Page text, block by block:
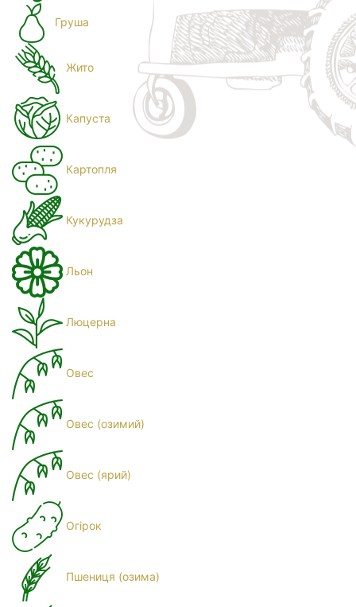
Груша
Жито
Капуста
Картопля
Кукурудза
Льон
Люцерна
Овес
Овес (озимий)
Овес (ярий)
Огірок
Пшениця (озима)